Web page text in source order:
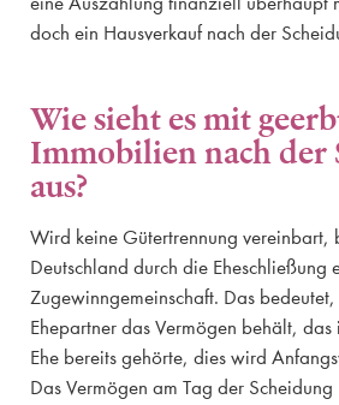
doch ein Hausverkauf nach der
Wie sieht es mit
Immobilien nach der
aus?
Wird keine Gütertrennung vereinbart,
Deutschland durch die Eheschließung
Zugewinngemeinschaft. Das
Ehepartner das Vermögen behält,
Ehe bereits gehörte, dies wird
Das Vermögen am Tag der